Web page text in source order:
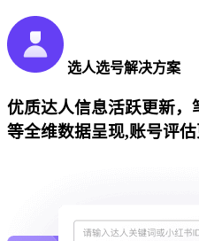
选人选号解决方案
优质达人信息活跃更新
等全维数据呈现,账号评估